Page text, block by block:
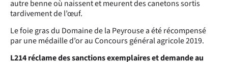
autre benne où naissent et meurent des canetons sortis
tardivement de l’œuf.
Le foie gras du Domaine de la Peyrouse a été récompensé
par une médaille d’or au Concours général agricole 2019.
L214 réclame des sanctions exemplaires et demande au